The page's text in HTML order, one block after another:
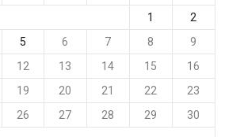
1
2
5 6 7 8
9
12 13 14 15
16
19 20 21 22
23
26 27 28 29
30